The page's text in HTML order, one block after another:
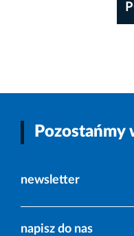
Pozostańmy
newsletter
napisz do nas